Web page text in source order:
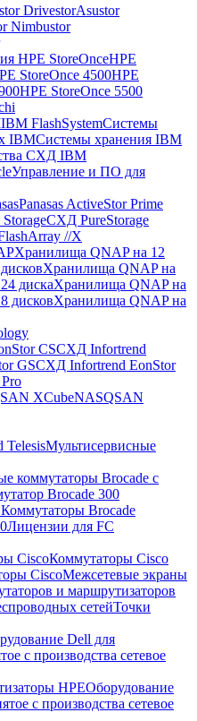
DrivestorAsustor
Nimbustor
HPE StoreOnceHPE
StoreOnce 4500HPE
HPE StoreOnce 5500
IBM FlashSystemСистемы
IBMСистемы хранения IBM
СХД IBM
Управление и ПО для
Panasas ActiveStor Prime
СХД PureStorage
//X
Хранилища QNAP на 12
Хранилища QNAP на
дискаХранилища QNAP на
дисковХранилища QNAP на
CSСХД Infortrend
GSСХД Infortrend EonStor
XCubeNASQSAN
Мультисервисные
коммутаторы Brocade с
Brocade 300
Коммутаторы Brocade
Лицензии для FC
CiscoКоммутаторы Cisco
CiscoМежсетевые экраны
и маршрутизаторов
сетейТочки
Dell для
с производства сетевое
HPEОборудование
с производства сетевое